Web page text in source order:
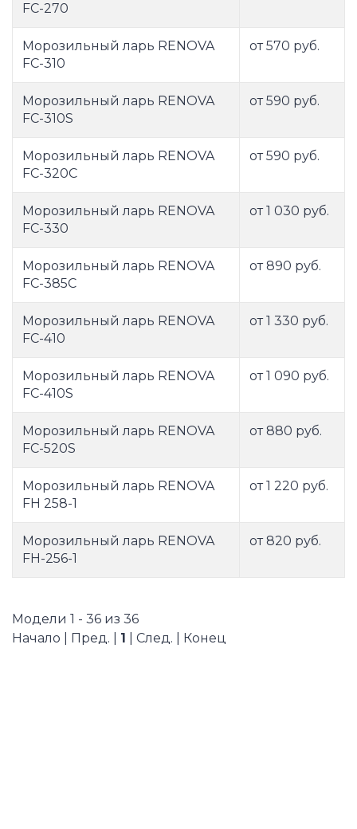
FC-270
Морозильный ларь RENOVA
FC-310
от 570 руб.
Морозильный ларь RENOVA
FC-310S
от 590 руб.
Морозильный ларь RENOVA
FC-320C
от 590 руб.
Морозильный ларь RENOVA
FC-330
от 1 030 руб.
Морозильный ларь RENOVA
FC-385C
от 890 руб.
Морозильный ларь RENOVA
FC-410
от 1 330 руб.
Морозильный ларь RENOVA
FC-410S
от 1 090 руб.
Морозильный ларь RENOVA
FC-520S
от 880 руб.
Морозильный ларь RENOVA
FH 258-1
от 1 220 руб.
Морозильный ларь RENOVA
FH-256-1
от 820 руб.
Модели 1 - 36 из 36
Начало | Пред. | 1 | След. | Конец